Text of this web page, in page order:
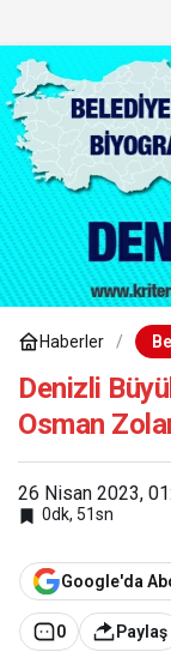
Haberler
Denizli
Osman
26 Nisan 2023,
0dk, 51sn
Google'da
0 Paylaş